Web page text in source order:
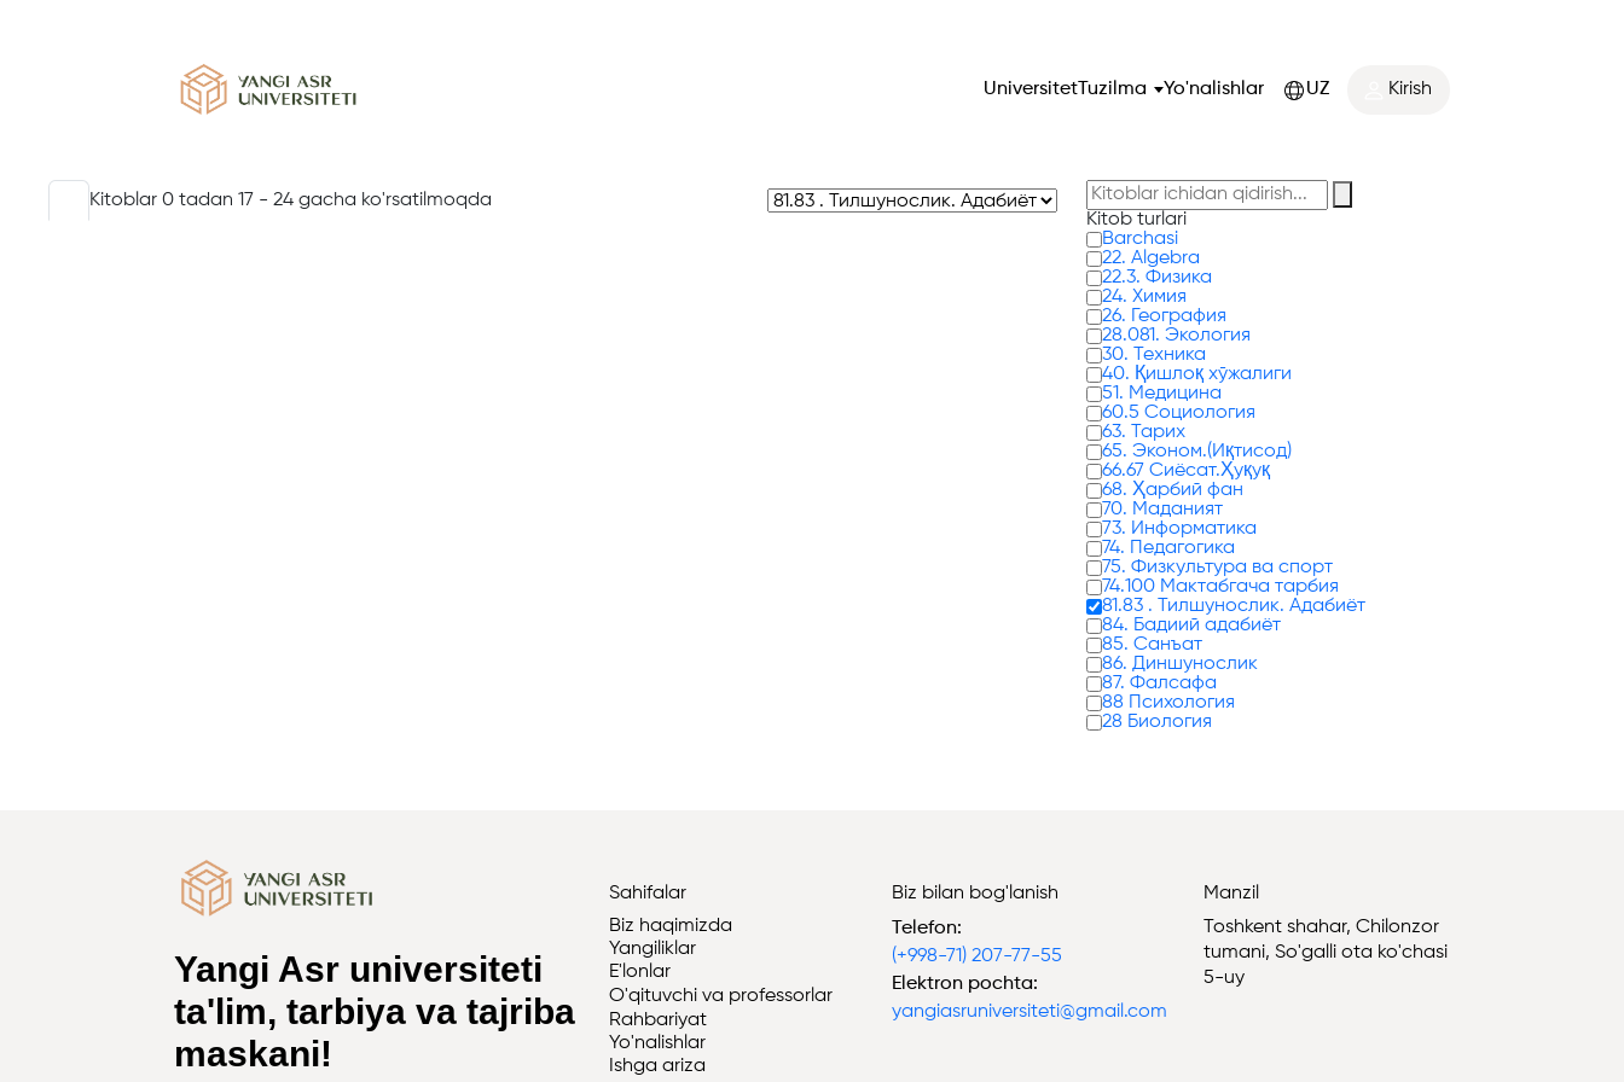
Universitet Tuzilma Yo'nalishlar UZ Kirish
Kitoblar 0 tadan 17 - 24 gacha ko'rsatilmoqda
Kitob turlari
Barchasi
22. Algebra
22.3. Физика
24. Химия
26. География
28.081. Экология
30. Техника
40. Қишлоқ хўжалиги
51. Медицина
60.5 Социология
63. Тарих
65. Эконом.(Иқтисод)
66.67 Сиёсат.Ҳуқуқ
68. Ҳарбий фан
70. Маданият
73. Информатика
74. Педагогика
75. Физкультура ва спорт
74.100 Мактабгача тарбия
81.83 . Тилшунослик. Адабиёт
84. Бадиий адабиёт
85. Санъат
86. Диншунослик
87. Фалсафа
88 Психология
28 Биология
Yangi Asr universiteti
ta'lim, tarbiya va tajriba
maskani!
Sahifalar
Biz haqimizda
Yangiliklar
E'lonlar
O'qituvchi va professorlar
Rahbariyat
Yo'nalishlar
Ishga ariza
Biz bilan bog'lanish
Telefon:
(+998-71) 207-77-55
Elektron pochta:
yangiasruniversiteti@gmail.com
Manzil
Toshkent shahar, Chilonzor
tumani, So'galli ota ko'chasi
5-uy